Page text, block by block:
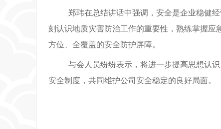
郑玮在总结讲话中强调，安全是企业稳健经
刻认识地质灾害防治工作的重要性，熟练掌握
方位、全覆盖的安全防护屏障。
与会人员纷纷表示，将进一步提高思想认识
安全制度，共同维护公司安全稳定的良好局面。